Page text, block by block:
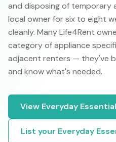
and disposing of temporary
local owner for six to eight
cleanly. Many Life4Rent
category of appliance
adjacent renters — they've
and know what's needed.
View Everyday
List your Everyday